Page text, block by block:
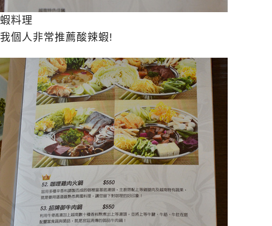
蝦料理
我個人非常推薦酸辣蝦!